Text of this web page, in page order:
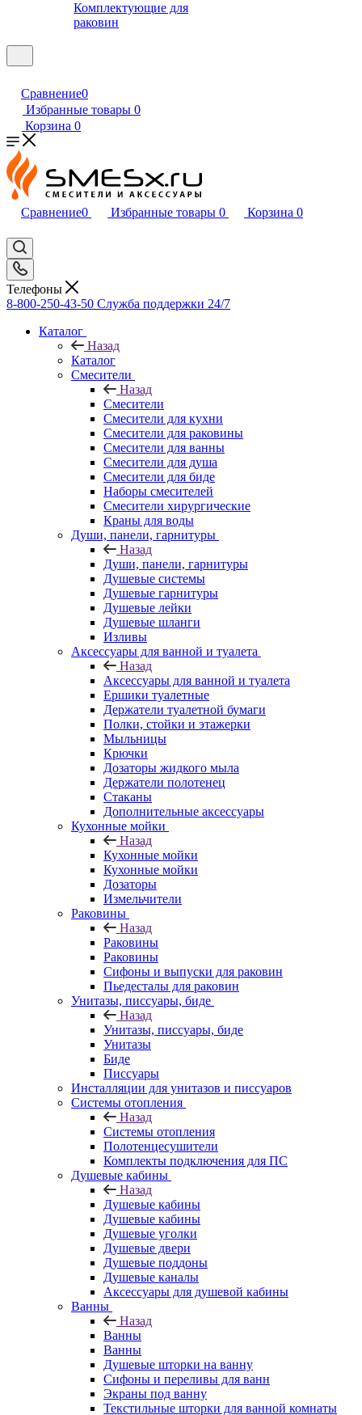
Комплектующие для
раковин
Сравнение0
Избранные товары 0
Корзина 0
Сравнение0 Избранные товары 0 Корзина 0
Телефоны
8-800-250-43-50 Служба поддержки 24/7
Каталог
Назад
Каталог
Смесители
Назад
Смесители
Смесители для кухни
Смесители для раковины
Смесители для ванны
Смесители для душа
Смесители для биде
Наборы смесителей
Смесители хирургические
Краны для воды
Души, панели, гарнитуры
Назад
Души, панели, гарнитуры
Душевые системы
Душевые гарнитуры
Душевые лейки
Душевые шланги
Изливы
Аксессуары для ванной и туалета
Назад
Аксессуары для ванной и туалета
Ершики туалетные
Держатели туалетной бумаги
Полки, стойки и этажерки
Мыльницы
Крючки
Дозаторы жидкого мыла
Держатели полотенец
Стаканы
Дополнительные аксессуары
Кухонные мойки
Назад
Кухонные мойки
Кухонные мойки
Дозаторы
Измельчители
Раковины
Назад
Раковины
Раковины
Сифоны и выпуски для раковин
Пьедесталы для раковин
Унитазы, писсуары, биде
Назад
Унитазы, писсуары, биде
Унитазы
Биде
Писсуары
Инсталляции для унитазов и писсуаров
Системы отопления
Назад
Системы отопления
Полотенцесушители
Комплекты подключения для ПС
Душевые кабины
Назад
Душевые кабины
Душевые кабины
Душевые уголки
Душевые двери
Душевые поддоны
Душевые каналы
Аксессуары для душевой кабины
Ванны
Назад
Ванны
Ванны
Душевые шторки на ванну
Сифоны и переливы для ванн
Экраны под ванну
Текстильные шторки для ванной комнаты